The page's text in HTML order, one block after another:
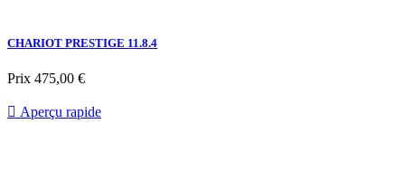
CHARIOT PRESTIGE 11.8.4
Prix 475,00 €
 Aperçu rapide